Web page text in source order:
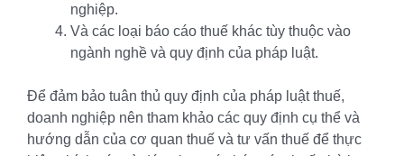
nghiệp.
Và các loại báo cáo thuế khác tùy thuộc vào
ngành nghề và quy định của pháp luật.
Để đảm bảo tuân thủ quy định của pháp luật thuế,
doanh nghiệp nên tham khảo các quy định cụ thể và
hướng dẫn của cơ quan thuế và tư vấn thuế để thực